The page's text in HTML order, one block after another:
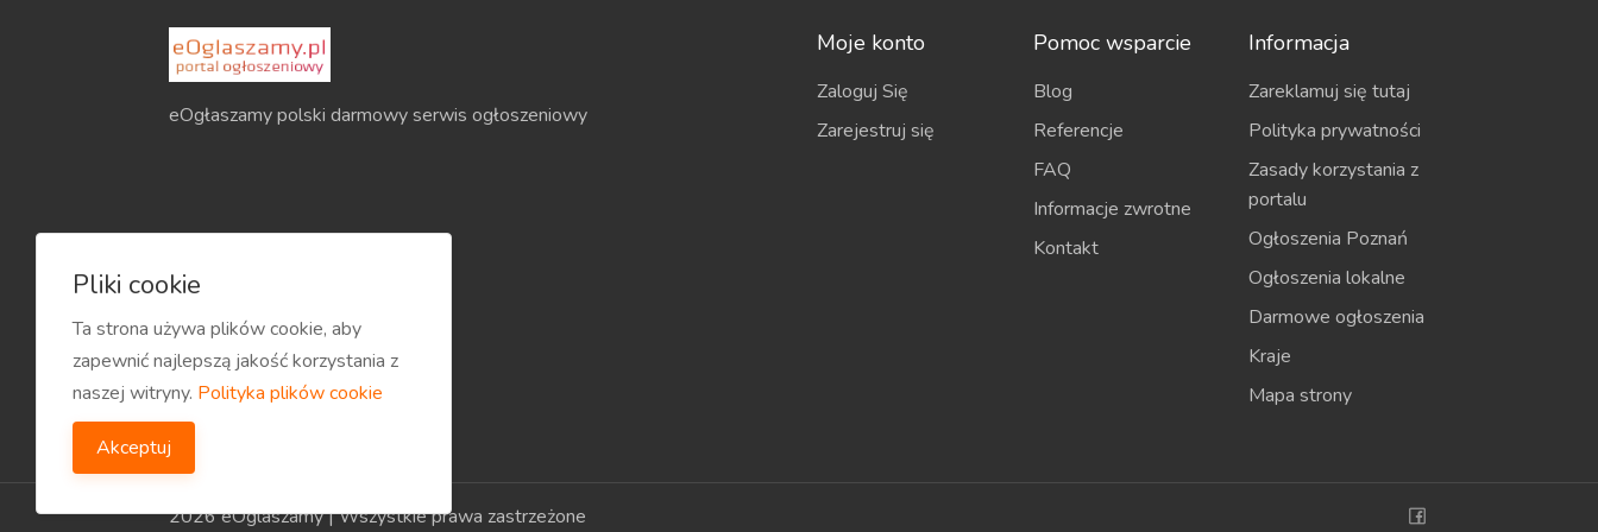
eOgłaszamy polski darmowy serwis ogłoszeniowy
Moje konto
Zaloguj Się
Zarejestruj się
Pomoc wsparcie
Blog
Referencje
FAQ
Informacje zwrotne
Kontakt
Informacja
Zareklamuj się tutaj
Polityka prywatności
Zasady korzystania z
portalu
Ogłoszenia Poznań
Ogłoszenia lokalne
Darmowe ogłoszenia
Kraje
Mapa strony
2026 eOglaszamy | Wszystkie prawa zastrzeżone
Pliki cookie
Ta strona używa plików cookie, aby
zapewnić najlepszą jakość korzystania z
naszej witryny. Polityka plików cookie
Akceptuj